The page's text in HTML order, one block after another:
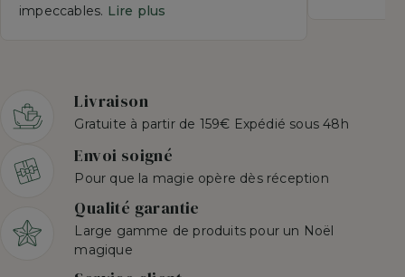
impeccables. Lire plus
Livraison
Gratuite à partir de 159€ Expédié sous 48h
Envoi soigné
Pour que la magie opère dès réception
Qualité garantie
Large gamme de produits pour un Noël
magique